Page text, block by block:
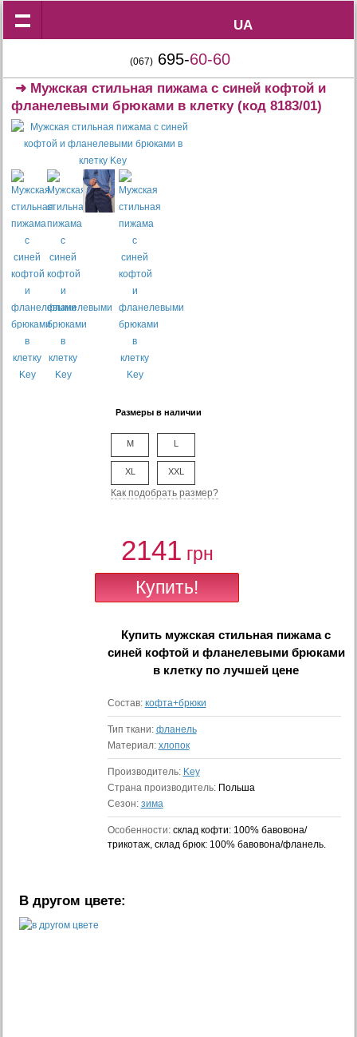
UA
UA
(067) 695-60-60
➜ Мужская стильная пижама с синей кофтой и
фланелевыми брюками в клетку(код 8183/01)
Размеры в наличии
M L
XL XXL
Как подобрать размер?
2141 грн
Купить мужская стильная пижама с
синей кофтой и фланелевыми брюками
в клеткупо лучшей цене
Состав: кофта+брюки
Тип ткани: фланель
Материал: хлопок
Производитель: Key
Страна производитель: Польша
Сезон: зима
Особенности: склад кофти: 100% бавовона/
трикотаж, склад брюк: 100% бавовона/фланель.
В другом цвете: